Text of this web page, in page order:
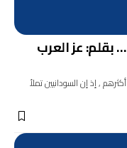
بقلم: عز العرب
, إذ إن السودانيين تملأ